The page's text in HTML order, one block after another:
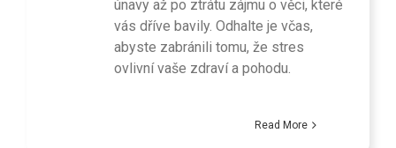
únavy až po ztrátu zájmu o věci, které
vás dříve bavily. Odhalte je včas,
abyste zabránili tomu, že stres
ovlivní vaše zdraví a pohodu.
Read More